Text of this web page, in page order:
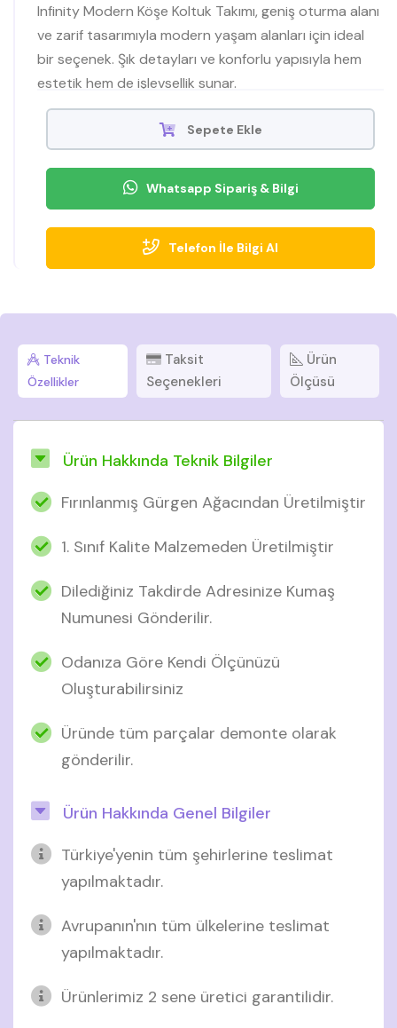
Infinity Modern Köşe Koltuk Takımı, geniş oturma alanı
ve zarif tasarımıyla modern yaşam alanları için ideal
bir seçenek. Şık detayları ve konforlu yapısıyla hem
estetik hem de işlevsellik sunar.
Sepete Ekle
Whatsapp Sipariş & Bilgi
Telefon İle Bilgi Al
Teknik
Özellikler
Taksit
Seçenekleri
Ürün
Ölçüsü
Ürün Hakkında Teknik Bilgiler
Fırınlanmış Gürgen Ağacından Üretilmiştir
1. Sınıf Kalite Malzemeden Üretilmiştir
Dilediğiniz Takdirde Adresinize Kumaş
Numunesi Gönderilir.
Odanıza Göre Kendi Ölçünüzü
Oluşturabilirsiniz
Üründe tüm parçalar demonte olarak
gönderilir.
Ürün Hakkında Genel Bilgiler
Türkiye'yenin tüm şehirlerine teslimat
yapılmaktadır.
Avrupanın'nın tüm ülkelerine teslimat
yapılmaktadır.
Ürünlerimiz 2 sene üretici garantilidir.